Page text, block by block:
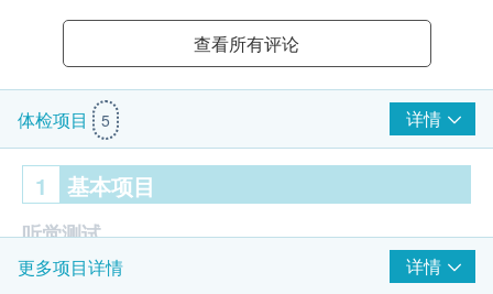
查看所有评论
体检项目 5 详情
1 基本项目
听觉测试
由听力学家主理
更多项目详情 详情